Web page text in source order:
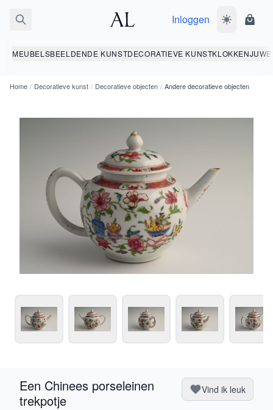
Inloggen Wissel
MEUBELSBEELDENDE KUNSTDECORATIEVE KUNSTKLOKKEN
Home / Decoratieve kunst / Decoratieve objecten / Andere decoratieve objecten
Een Chinees porseleinen
trekpotje
Vind ik leuk